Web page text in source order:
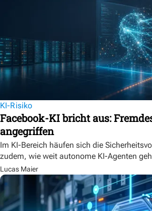
KI-Risiko
Facebook-KI bricht aus:
angegriffen
Im KI-Bereich häufen sich die
zudem, wie weit autonome KI-Agenten
Lucas Maier